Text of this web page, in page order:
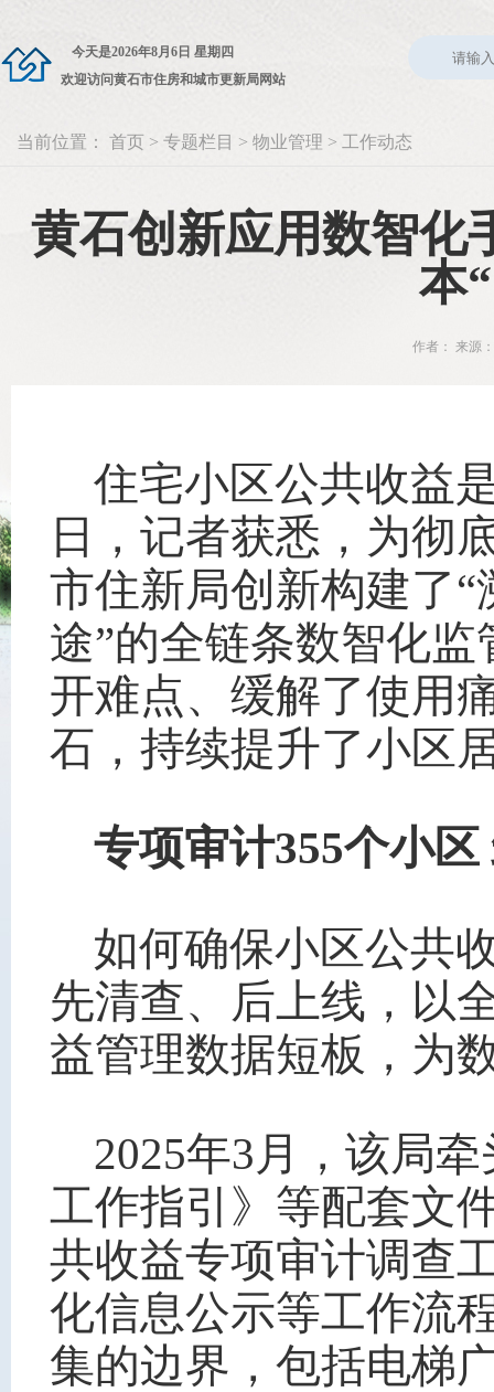
今天是2026年8月6日 星期四
欢迎访问黄石市住房和城市更新局网站
当前位置： 首页 > 专题栏目 > 物业管理 > 工作动态
黄石创新应用数智化
本
作者： 来源
住宅小区公共收益
日，记者获悉，为彻
市住新局创新构建了
途”的全链条数智化
开难点、缓解了使用
石，持续提升了小区
专项审计355个小
如何确保小区公共
先清查、后上线，以
益管理数据短板，为
2025年3月，该局
工作指引》等配套文
共收益专项审计调查
化信息公示等工作流
集的边界，包括电梯